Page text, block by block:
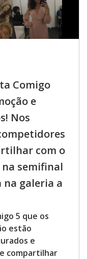
Comigo
e
Nos
com o
semifinal
galeria a
5 que os
estão
e
compartilhar